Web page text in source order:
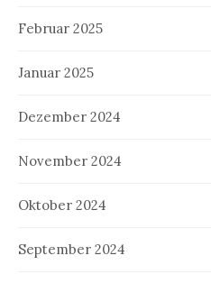
Februar 2025
Januar 2025
Dezember 2024
November 2024
Oktober 2024
September 2024